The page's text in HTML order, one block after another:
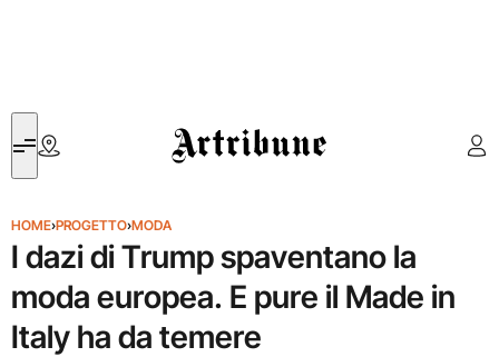
Artribune
HOME›PROGETTO›MODA
I dazi di Trump spaventano la
moda europea. E pure il Made in
Italy ha da temere